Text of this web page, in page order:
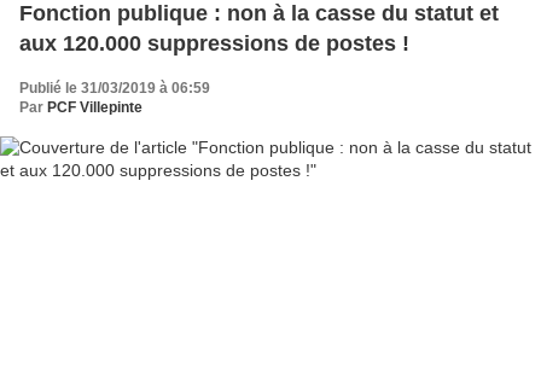
Fonction publique : non à la casse du statut et
aux 120.000 suppressions de postes !
Publié le 31/03/2019 à 06:59
Par PCF Villepinte